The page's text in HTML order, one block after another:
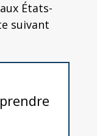
États-
suivant